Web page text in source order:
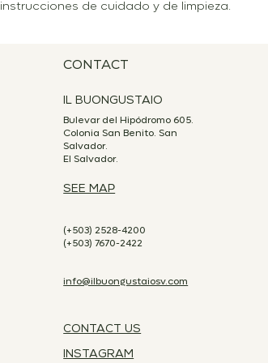
instrucciones de cuidado y de limpieza.
CONTACT
IL BUONGUSTAIO
Bulevar del Hipódromo 605.
Colonia San Benito. San
Salvador.
El Salvador.
SEE MAP
(+503) 2528-4200
(+503) 7670-2422
info@ilbuongustaiosv.com
CONTACT US
INSTAGRAM